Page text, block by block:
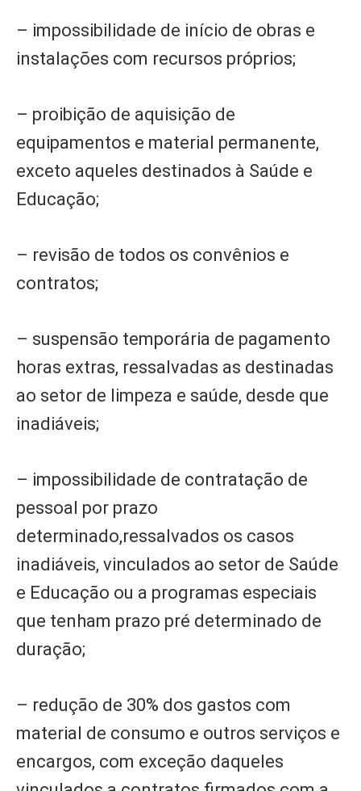
– impossibilidade de início de obras e
instalações com recursos próprios;
– proibição de aquisição de
equipamentos e material permanente,
exceto aqueles destinados à Saúde e
Educação;
– revisão de todos os convênios e
contratos;
– suspensão temporária de pagamento
horas extras, ressalvadas as destinadas
ao setor de limpeza e saúde, desde que
inadiáveis;
– impossibilidade de contratação de
pessoal por prazo
determinado,ressalvados os casos
inadiáveis, vinculados ao setor de Saúde
e Educação ou a programas especiais
que tenham prazo pré determinado de
duração;
– redução de 30% dos gastos com
material de consumo e outros serviços e
encargos, com exceção daqueles